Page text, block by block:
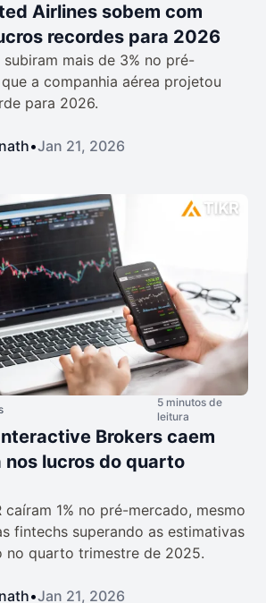
Airlines sobem com
recordes para 2026
mais de 3% no pré-
a companhia aérea projetou
para 2026.
•Jan 21, 2026
5 minutos de
leitura
Brokers caem
nos lucros do quarto
caíram 1% no pré-mercado, mesmo
fintechs superando as estimativas
no quarto trimestre de 2025.
•Jan 21, 2026